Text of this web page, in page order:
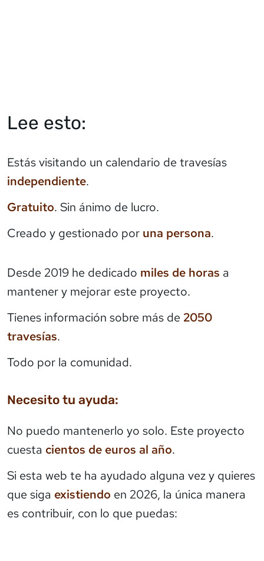
Lee esto:
Estás visitando un calendario de travesías
independiente.
Gratuito. Sin ánimo de lucro.
Creado y gestionado por una persona.
Desde 2019 he dedicado miles de horas a
mantener y mejorar este proyecto.
Tienes información sobre más de 2050
travesías.
Todo por la comunidad.
Necesito tu ayuda:
No puedo mantenerlo yo solo. Este proyecto
cuesta cientos de euros al año.
Si esta web te ha ayudado alguna vez y quieres
que siga existiendo en 2026, la única manera
es contribuir, con lo que puedas: